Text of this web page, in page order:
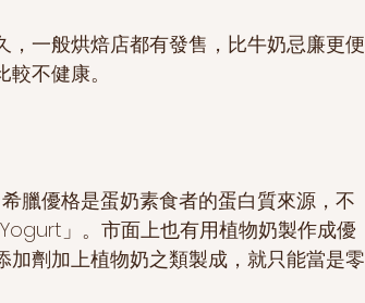
一般烘焙店都有發售，比牛奶忌廉更便
不健康。
臘優格是蛋奶素食者的蛋白質來源，不
」。市面上也有用植物奶製作成優
劑加上植物奶之類製成，就只能當是零